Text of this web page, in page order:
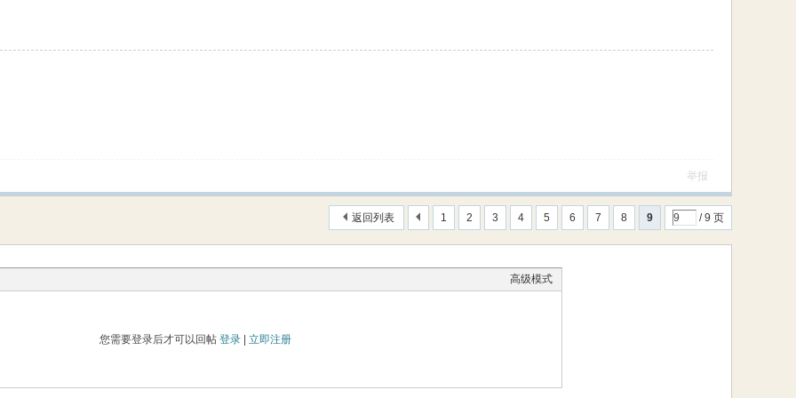
举报
1 2 3 4 5 6 7 8 9 / 9 页
返回列表
高级模式
您需要登录后才可以回帖 登录| 立即注册